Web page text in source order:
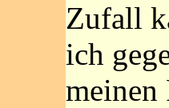
Zufall
ich
meinen